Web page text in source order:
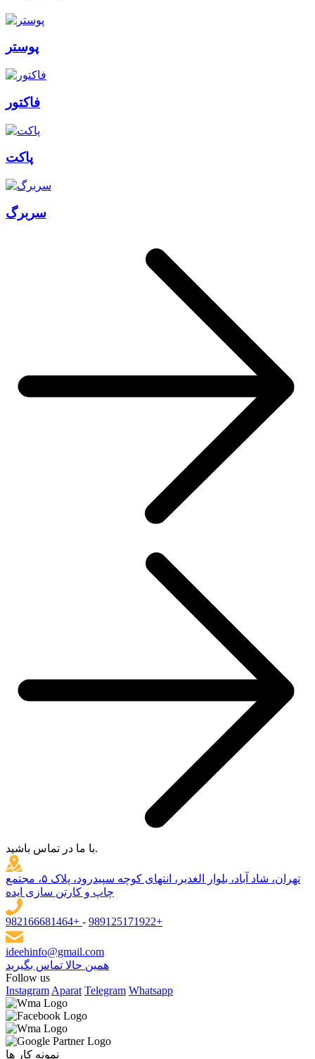
پوستر
فاکتور
پاکت
سربرگ
با ما در تماس باشید.
تهران، شاد آباد، بلوار الغدیر، انتهای کوچه سپیدرود، پلاک ۵، مجتمع
چاپ و کارتن سازی ایده
982166681464+ - 989125171922+
ideehinfo@gmail.com
همین حالا تماس بگیرید
Follow us
Instagram Aparat Telegram Whatsapp
نمونه کار ها